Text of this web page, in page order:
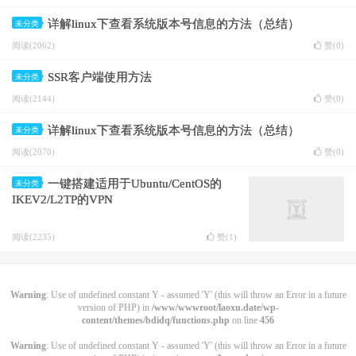
未分类 详解linux下查看系统版本号信息的方法（总结）
阅读(2062) 赞(0)
未分类 SSR客户端使用方法
阅读(2144) 赞(0)
未分类 详解linux下查看系统版本号信息的方法（总结）
阅读(2070) 赞(0)
未分类
一键搭建适用于Ubuntu/CentOS的
IKEV2/L2TP的VPN
阅读(2235) 赞(1 )
Warning: Use of undefined constant Y - assumed 'Y' (this will throw an Error in a future
version of PHP) in /www/wwwroot/laoxu.date/wp-
content/themes/bdidq/functions.php on line 456
Warning: Use of undefined constant Y - assumed 'Y' (this will throw an Error in a future